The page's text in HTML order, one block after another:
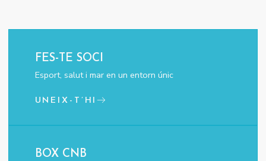
FES-TE SOCI
Esport, salut i mar en un entorn únic
UNEIX-T’HI
BOX CNB